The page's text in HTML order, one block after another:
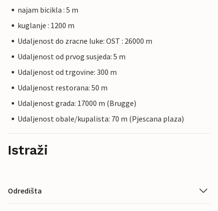
najam bicikla : 5 m
kuglanje : 1200 m
Udaljenost do zracne luke: OST : 26000 m
Udaljenost od prvog susjeda: 5 m
Udaljenost od trgovine: 300 m
Udaljenost restorana: 50 m
Udaljenost grada: 17000 m (Brugge)
Udaljenost obale/kupalista: 70 m (Pjescana plaza)
Istraži
Odredišta